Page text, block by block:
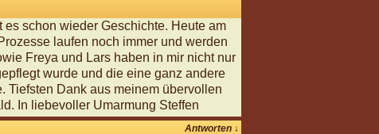
schon wieder Geschichte. Heute am
laufen noch immer und werden
Freya und Lars haben in mir nicht nur
wurde und die eine ganz andere
Tiefsten Dank aus meinem übervollen
In liebevoller Umarmung Steffen
Antworten ↓